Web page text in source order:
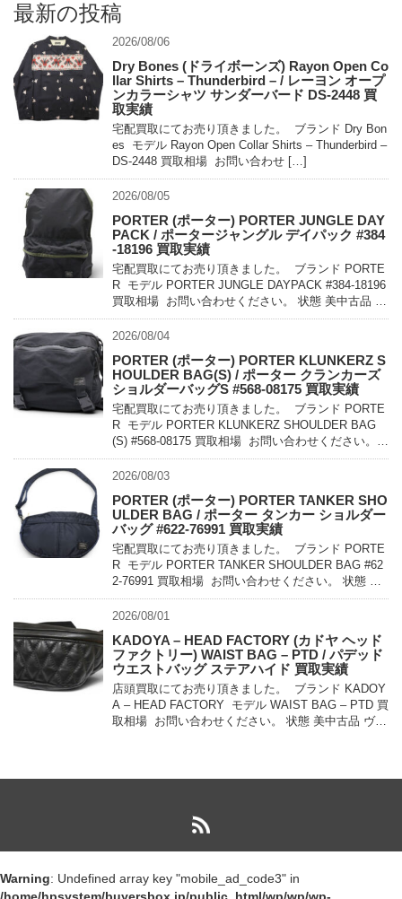
最新の投稿
2026/08/06
Dry Bones (ドライボーンズ) Rayon Open Co
llar Shirts – Thunderbird – / レーヨン オープ
ンカラーシャツ サンダーバード DS-2448 買
取実績
宅配買取にてお売り頂きました。 ブランド Dry Bon
es モデル Rayon Open Collar Shirts – Thunderbird –
DS-2448 買取相場 お問い合わせ […]
2026/08/05
PORTER (ポーター) PORTER JUNGLE DAY
PACK / ポータージャングル デイパック #384
-18196 買取実績
宅配買取にてお売り頂きました。 ブランド PORTE
R モデル PORTER JUNGLE DAYPACK #384-18196
買取相場 お問い合わせください。 状態 美中古品 軽
量でコンパクトに持ち運べるパッカ […]
2026/08/04
PORTER (ポーター) PORTER KLUNKERZ S
HOULDER BAG(S) / ポーター クランカーズ
ショルダーバッグS #568-08175 買取実績
宅配買取にてお売り頂きました。 ブランド PORTE
R モデル PORTER KLUNKERZ SHOULDER BAG
(S) #568-08175 買取相場 お問い合わせください。
状態 美中古品 メッセンジャー […]
2026/08/03
PORTER (ポーター) PORTER TANKER SHO
ULDER BAG / ポーター タンカー ショルダー
バッグ #622-76991 買取実績
宅配買取にてお売り頂きました。 ブランド PORTE
R モデル PORTER TANKER SHOULDER BAG #62
2-76991 買取相場 お問い合わせください。 状態 未
使用品 1983年に誕生したPO […]
2026/08/01
KADOYA – HEAD FACTORY (カドヤ ヘッド
ファクトリー) WAIST BAG – PTD / パデッド
ウエストバッグ ステアハイド 買取実績
店頭買取にてお売り頂きました。 ブランド KADOY
A – HEAD FACTORY モデル WAIST BAG – PTD 買
取相場 お問い合わせください。 状態 美中古品 ヴィ
Warning: Undefined array key "mobile_ad_code3" in